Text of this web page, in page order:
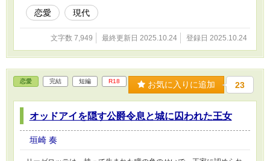
恋愛 現代
文字数 7,949 最終更新日 2025.10.24 登録日 2025.10.24
恋愛 完結 短編 R18 お気に入りに追加 23
オッドアイを隠す公爵令息と城に囚われた王女
垣崎 奏